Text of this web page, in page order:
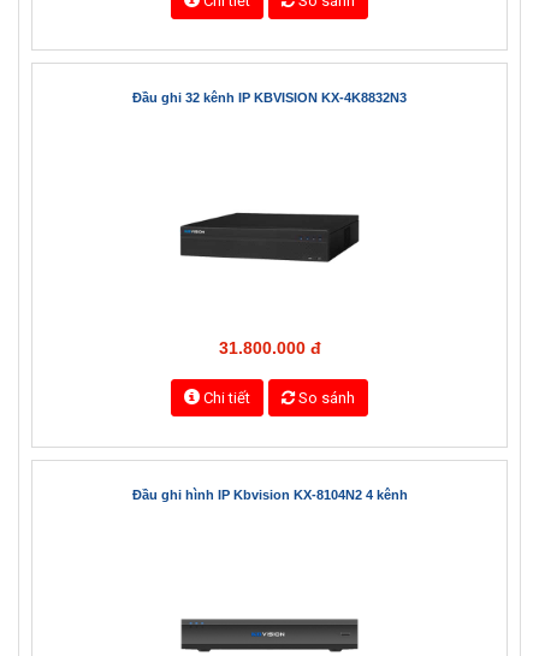
Đầu ghi 32 kênh IP KBVISION KX-4K8832N3
31.800.000 đ
Chi tiết So sánh
Đầu ghi hình IP Kbvision KX-8104N2 4 kênh